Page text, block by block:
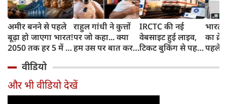
अमीर बनने से पहले
बूढ़ा हो जाएगा भारत!
2050 तक हर 5 में 1
साल से ज्यादा उम्र का
राहुल गांधी ने कुत्तों
पर जो कहा... क्या
हम उस पर बात कर
IRCTC की नई
वेबसाइट हुई लाइव,
टिकट बुकिंग से पहले
काम, जानें पूरा
भारत
का
पहले
और
वीडियो
और भी वीडियो देखें